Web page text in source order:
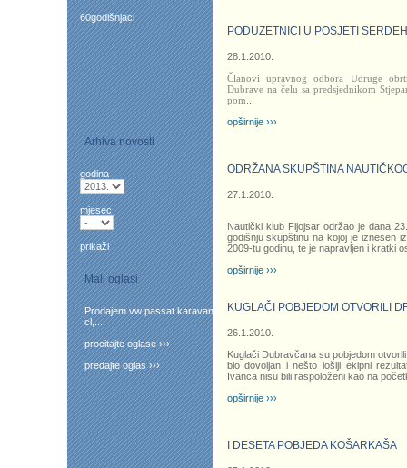
60godišnjaci
Arhiva novosti
godina
mjesec
prikaži
Mali oglasi
Prodajem vw passat karavan
cl,...
procitajte oglase ›››
predajte oglas ›››
PODUZETNICI U POSJETI
28.1.2010.
Članovi upravnog odbora Udruge
Dubrave na čelu sa predsjednikom
pom
opširnije ›››
ODRŽANA SKUPŠTINA
27.1.2010.
Nautički klub Fljojsar održao je dana
godišnju skupštinu na kojoj je iznesen
2009-tu godinu, te je napravljen i kratki
opširnije ›››
KUGLAČI POBJEDOM OTVORILI
26.1.2010.
Kuglači Dubravčana su pobjedom
bio dovoljan i nešto lošiji ekipni
Ivanca nisu bili raspoloženi kao na
opširnije ›››
I DESETA POBJEDA KOŠARKAŠA